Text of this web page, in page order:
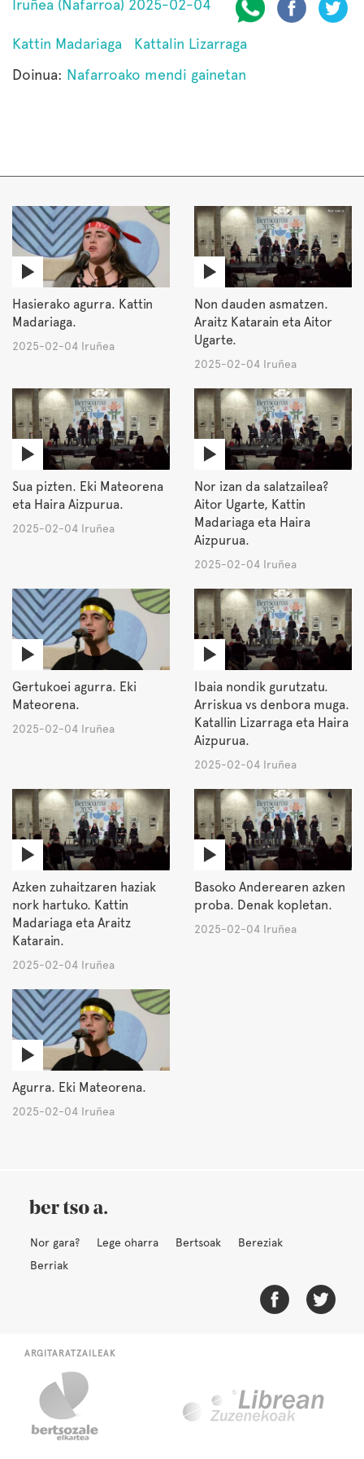
Iruñea (Nafarroa) 2025-02-04
Kattin Madariaga
Kattalin Lizarraga
Doinua: Nafarroako mendi gainetan
Hasierako agurra. Kattin
Madariaga.
2025-02-04 Iruñea
Non dauden asmatzen.
Araitz Katarain eta Aitor
Ugarte.
2025-02-04 Iruñea
Sua pizten. Eki Mateorena
eta Haira Aizpurua.
2025-02-04 Iruñea
Nor izan da salatzailea?
Aitor Ugarte, Kattin
Madariaga eta Haira
Aizpurua.
2025-02-04 Iruñea
Gertukoei agurra. Eki
Mateorena.
2025-02-04 Iruñea
Ibaia nondik gurutzatu.
Arriskua vs denbora muga.
Katallin Lizarraga eta Haira
Aizpurua.
2025-02-04 Iruñea
Azken zuhaitzaren haziak
nork hartuko. Kattin
Madariaga eta Araitz
Katarain.
2025-02-04 Iruñea
Basoko Anderearen azken
proba. Denak kopletan.
2025-02-04 Iruñea
Agurra. Eki Mateorena.
2025-02-04 Iruñea
Nor gara? Lege oharra Bertsoak
Bereziak
Berriak
ARGITARATZAILEAK